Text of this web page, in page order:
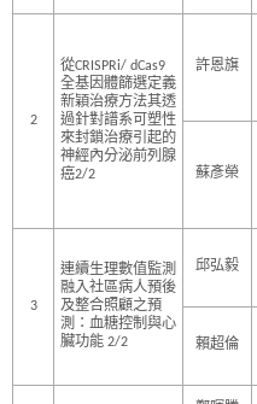
2
從CRISPRi/ dCas9
全基因體篩選定義
新穎治療方法其透
過針對譜系可塑性
來封鎖治療引起的
神經內分泌前列腺
癌2/2
許恩旗
蘇彥榮
3
連續生理數值監測
融入社區病人預後
及整合照顧之預
測：血糖控制與心
臟功能 2/2
邱弘毅
賴超倫